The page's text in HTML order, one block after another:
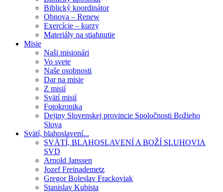
Biblický koordinátor
Obnova – Renew
Exercície – kurzy
Materiály na stiahnutie
Misie
Naši misionári
Vo svete
Naše osobnosti
Dar na misie
Z misií
Svätí misií
Fotokronika
Dejiny Slovenskej provincie Spoločnosti Božieho
Slova
Svätí, blahoslavení...
SVÄTÍ, BLAHOSLAVENÍ A BOŽÍ SLUHOVIA
SVD
Arnold Janssen
Jozef Freinademetz
Gregor Boleslav Frackoviak
Stanislav Kubista